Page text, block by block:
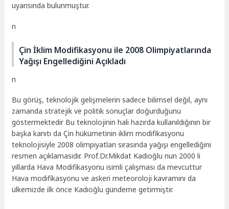
uyarısında bulunmuştur.
n
Çin İklim Modifikasyonu ile 2008 Olimpiyatlarında
Yağışı Engellediğini Açıkladı
n
Bu görüş, teknolojik gelişmelerin sadece bilimsel değil, aynı
zamanda stratejik ve politik sonuçlar doğurduğunu
göstermektedir Bu teknolojinin hali hazırda kullanıldığının bir
başka kanıtı da Çin hükümetinin iklim modifikasyonu
teknolojisiyle 2008 olimpiyatları sırasında yağışı engellediğini
resmen açıklamasıdır. Prof.Dr.Mikdat Kadıoğlu nun 2000 li
yıllarda Hava Modifikasyonu isimli çalışması da mevcuttur
Hava modifikasyonu ve askeri meteoroloji kavramını da
ülkemizde ilk önce Kadıoğlu gündeme getirmiştir.